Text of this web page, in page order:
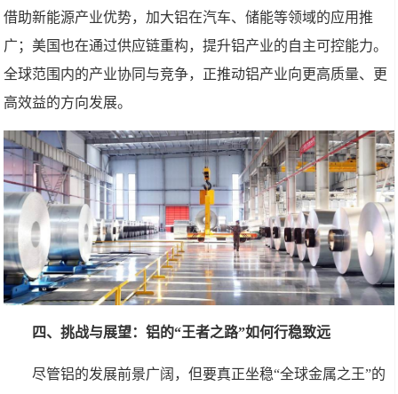
借助新能源产业优势，加大铝在汽车、储能等领域的应用推
广；美国也在通过供应链重构，提升铝产业的自主可控能力。
全球范围内的产业协同与竞争，正推动铝产业向更高质量、更
高效益的方向发展。
四、挑战与展望：铝的“王者之路”如何行稳致远
尽管铝的发展前景广阔，但要真正坐稳“全球金属之王”的